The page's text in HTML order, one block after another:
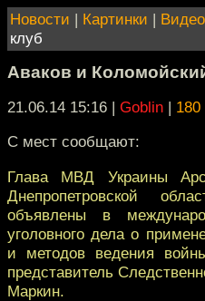
Новости | Картинки | Видео
клуб
Аваков и
21.06.14 15:16 | Goblin |
С мест сообщают:
Глава МВД Украины
Днепропетровской
объявлены в
уголовного дела о
и методов ведения
представитель
Маркин.